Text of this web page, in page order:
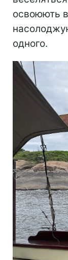
освоюють
одного.